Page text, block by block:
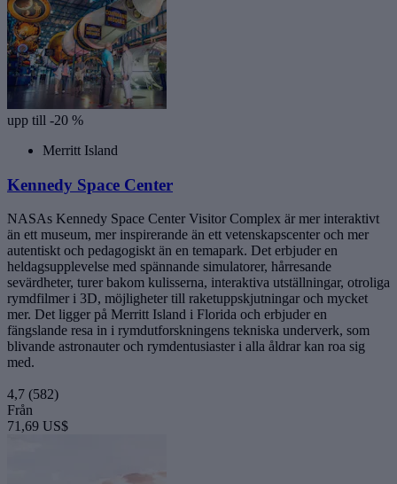
upp till -20 %
Merritt Island
Kennedy Space Center
NASAs Kennedy Space Center Visitor Complex är mer interaktivt
än ett museum, mer inspirerande än ett vetenskapscenter och mer
autentiskt och pedagogiskt än en temapark. Det erbjuder en
heldagsupplevelse med spännande simulatorer, hårresande
sevärdheter, turer bakom kulisserna, interaktiva utställningar, otroliga
rymdfilmer i 3D, möjligheter till raketuppskjutningar och mycket
mer. Det ligger på Merritt Island i Florida och erbjuder en
fängslande resa in i rymdutforskningens tekniska underverk, som
blivande astronauter och rymdentusiaster i alla åldrar kan roa sig
med.
4,7 (582)
Från
71,69 US$